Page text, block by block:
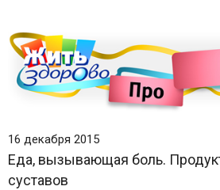
16 декабря 2015
Еда, вызывающая боль.
суставов